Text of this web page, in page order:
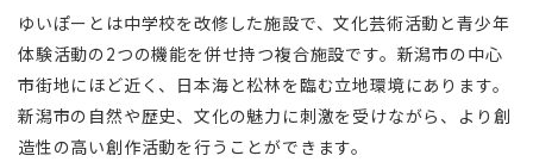
ゆいぽーとは中学校を改修した施設で、文化芸術活動と青少年
体験活動の2つの機能を併せ持つ複合施設です。新潟市の中心
市街地にほど近く、日本海と松林を臨む立地環境にあります。
新潟市の自然や歴史、文化の魅力に刺激を受けながら、より創
造性の高い創作活動を行うことができます。